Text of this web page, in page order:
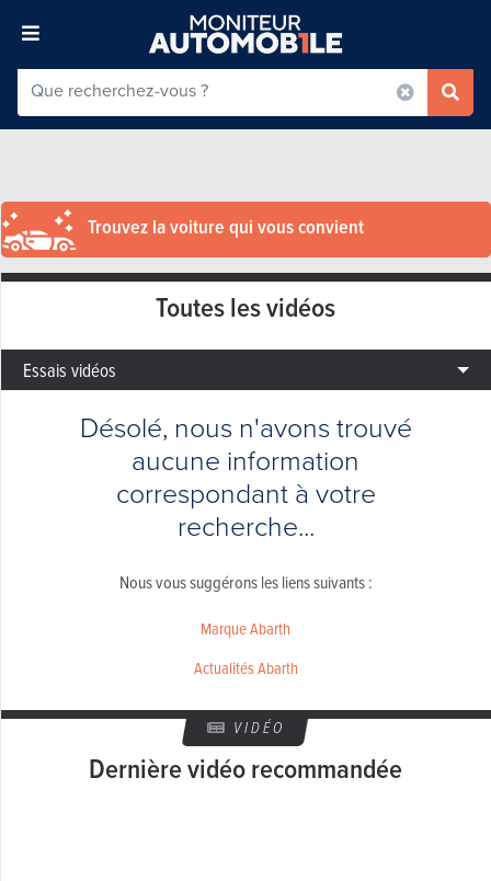
Trouvez la voiture qui vous convient
Toutes les vidéos
Essais vidéos
Désolé, nous n'avons trouvé
aucune information
correspondant à votre
recherche...
Nous vous suggérons les liens suivants :
Marque Abarth
Actualités Abarth
VIDÉO
Dernière vidéo recommandée